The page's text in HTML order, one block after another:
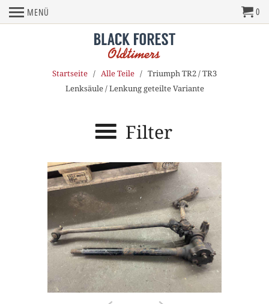
MENÜ 0
Startseite / Alle Teile / Triumph TR2 / TR3
Lenksäule / Lenkung geteilte Variante
Filter